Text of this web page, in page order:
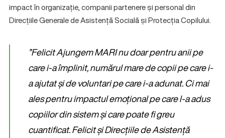
impact în organizație, companii partenere și personal din
Direcțiile Generale de Asistență Socială și Protecția Copilului.
”Felicit Ajungem MARI nu doar pentru anii pe
care i-a împlinit, numărul mare de copii pe care i-
a ajutat și de voluntari pe care i-a adunat. Ci mai
ales pentru impactul emoțional pe care l-a adus
copiilor din sistem și care poate fi greu
cuantificat. Felicit și Direcțiile de Asistență